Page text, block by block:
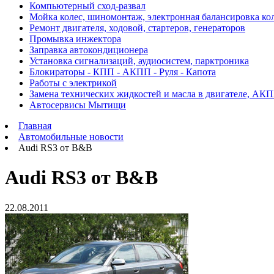
Компьютерный сход-развал
Мойка колес, шиномонтаж, электронная балансировка
Ремонт двигателя, ходовой, стартеров, генераторов
Промывка инжектора
Заправка автокондиционера
Установка сигнализаций, аудиосистем, парктроника
Блокираторы - КПП - АКПП - Руля - Капота
Работы с электрикой
Замена технических жидкостей и масла в двигателе,
Автосервисы Мытищи
Главная
Автомобильные новости
Audi RS3 от B&B
Audi RS3 от B&B
22.08.2011